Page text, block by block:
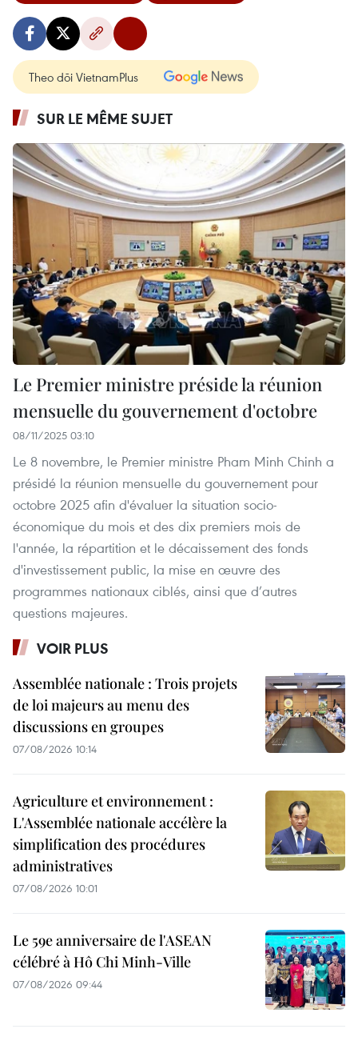
Theo dõi VietnamPlus
SUR LE MÊME SUJET
Le Premier ministre préside la réunion
mensuelle du gouvernement d'octobre
08/11/2025 03:10
Le 8 novembre, le Premier ministre Pham Minh Chinh a
présidé la réunion mensuelle du gouvernement pour
octobre 2025 afin d'évaluer la situation socio-
économique du mois et des dix premiers mois de
l'année, la répartition et le décaissement des fonds
d'investissement public, la mise en œuvre des
programmes nationaux ciblés, ainsi que d’autres
questions majeures.
VOIR PLUS
Assemblée nationale : Trois projets
de loi majeurs au menu des
discussions en groupes
07/08/2026 10:14
Agriculture et environnement :
L'Assemblée nationale accélère la
simplification des procédures
administratives
07/08/2026 10:01
Le 59e anniversaire de l'ASEAN
célébré à Hô Chi Minh-Ville
07/08/2026 09:44